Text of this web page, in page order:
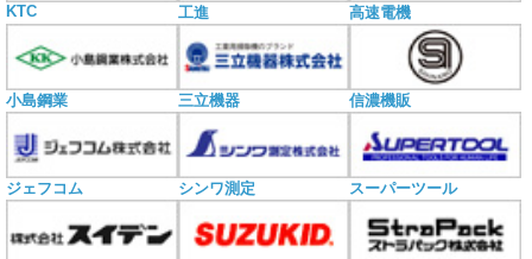
KTC 工進 高速電機
小島鋼業 三立機器 信濃機販
ジェフコム シンワ測定 スーパーツール